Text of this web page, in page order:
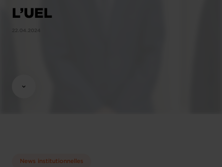
L’UEL
22.04.2024
News institutionnelles